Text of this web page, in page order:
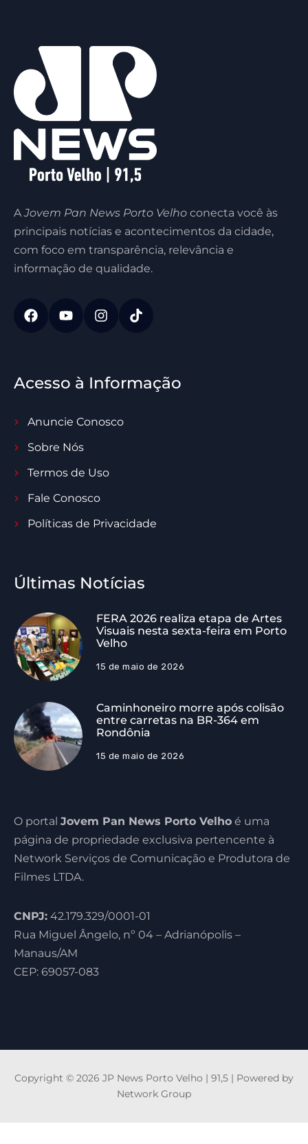
AJovem Pan News Porto Velho conecta você às
principais notícias e acontecimentos da cidade,
com foco em transparência, relevância e
informação de qualidade.
Acesso à Informação
Anuncie Conosco
Sobre Nós
Termos de Uso
Fale Conosco
Políticas de Privacidade
Últimas Notícias
FERA 2026 realiza etapa de Artes
Visuais nesta sexta-feira em Porto
Velho
15 de maio de 2026
Caminhoneiro morre após colisão
entre carretas na BR-364 em
Rondônia
15 de maio de 2026
O portal Jovem Pan News Porto Velho é uma
página de propriedade exclusiva pertencente à
Network Serviços de Comunicação e Produtora de
Filmes LTDA.
CNPJ: 42.179.329/0001-01
Rua Miguel Ângelo, nº 04 – Adrianópolis –
Manaus/AM
CEP: 69057-083
Copyright © 2026 JP News Porto Velho | 91,5 | Powered by
Network Group